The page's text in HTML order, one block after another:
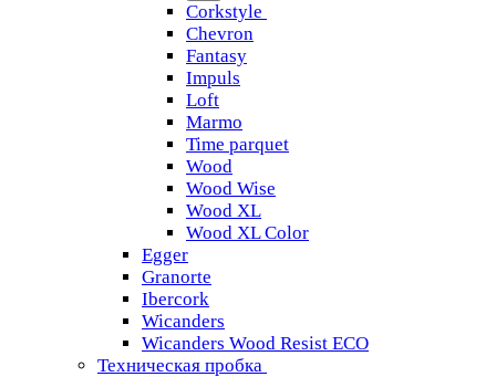
Corkstyle
Chevron
Fantasy
Impuls
Loft
Marmo
Time parquet
Wood
Wood Wise
Wood XL
Wood XL Color
Egger
Granorte
Ibercork
Wicanders
Wicanders Wood Resist ECO
Техническая пробка